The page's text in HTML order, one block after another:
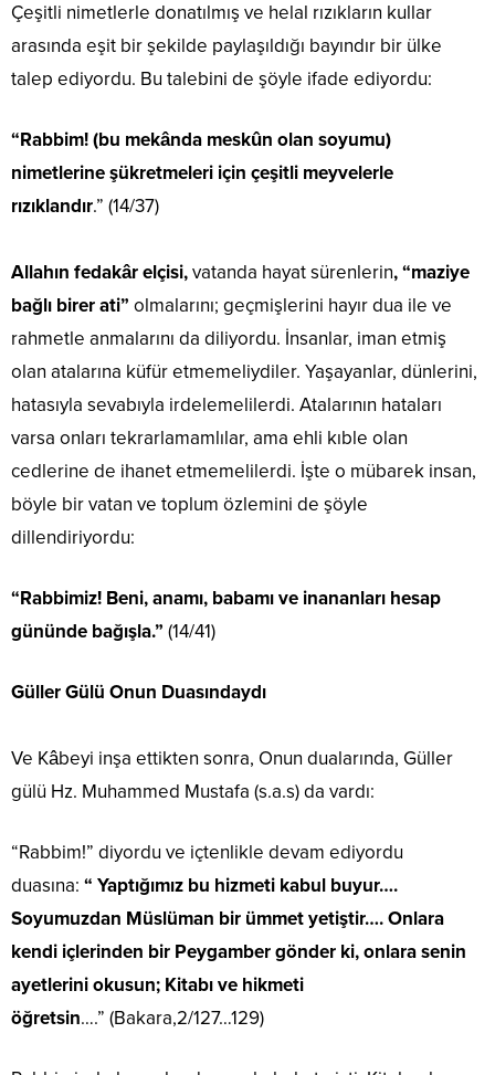
Çeşitli nimetlerle donatılmış ve helal rızıkların kullar
arasında eşit bir şekilde paylaşıldığı bayındır bir ülke
talep ediyordu. Bu talebini de şöyle ifade ediyordu:
“Rabbim! (bu mekânda meskûn olan soyumu)
nimetlerine şükretmeleri için çeşitli meyvelerle
rızıklandır.” (14/37)
Allahın fedakâr elçisi,vatanda hayat sürenlerin, “maziye
bağlı birer ati” olmalarını; geçmişlerini hayır dua ile ve
rahmetle anmalarını da diliyordu. İnsanlar, iman etmiş
olan atalarına küfür etmemeliydiler. Yaşayanlar, dünlerini,
hatasıyla sevabıyla irdelemelilerdi. Atalarının hataları
varsa onları tekrarlamamlılar, ama ehli kıble olan
cedlerine de ihanet etmemelilerdi. İşte o mübarek insan,
böyle bir vatan ve toplum özlemini de şöyle
dillendiriyordu:
“Rabbimiz! Beni, anamı, babamı ve inananları hesap
gününde bağışla.” (14/41)
Güller Gülü Onun Duasındaydı
Ve Kâbeyi inşa ettikten sonra, Onun dualarında, Güller
gülü Hz. Muhammed Mustafa (s.a.s) da vardı:
“Rabbim!” diyordu ve içtenlikle devam ediyordu
duasına: “ Yaptığımız bu hizmeti kabul buyur….
Soyumuzdan Müslüman bir ümmet yetiştir…. Onlara
kendi içlerinden bir Peygamber gönder ki, onlara senin
ayetlerini okusun; Kitabı ve hikmeti
öğretsin….” (Bakara,2/127…129)